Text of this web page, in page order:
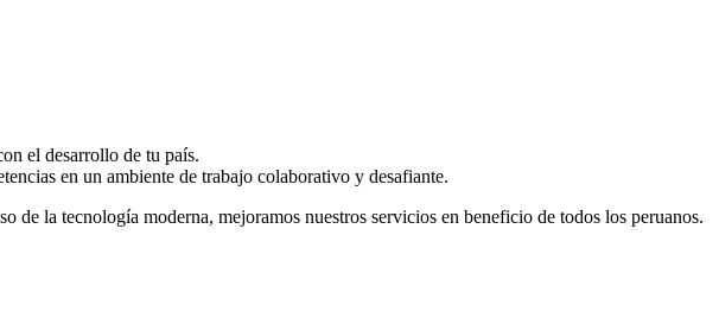
el desarrollo de tu país.
en un ambiente de trabajo colaborativo y desafiante.
de la tecnología moderna, mejoramos nuestros servicios en beneficio de todos los peruanos.